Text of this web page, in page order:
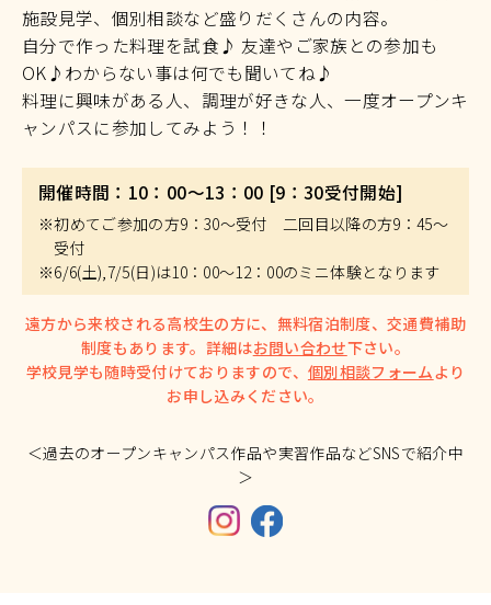
施設見学、個別相談など盛りだくさんの内容。
自分で作った料理を試食♪ 友達やご家族との参加も
OK♪わからない事は何でも聞いてね♪
料理に興味がある人、調理が好きな人、一度オープンキ
ャンパスに参加してみよう！！
開催時間：10：00～13：00 [9：30受付開始]
※初めてご参加の方9：30～受付 二回目以降の方9：45～
受付
※6/6(土),7/5(日)は10：00～12：00のミニ体験となります
遠方から来校される高校生の方に、無料宿泊制度、交通費補助
制度もあります。詳細はお問い合わせ下さい。
学校見学も随時受付けておりますので、 個別相談フォームより
お申し込みください。
＜過去のオープンキャンパス作品や実習作品などSNSで紹介中
＞